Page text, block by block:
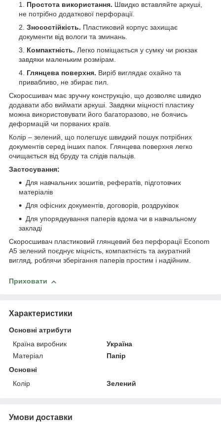
Простота використання. Швидко вставляйте аркуші,
не потрібно додаткової перфорації.
Зносостійкість. Пластиковий корпус захищає
документи від вологи та зминань.
Компактність. Легко поміщається у сумку чи рюкзак
завдяки маленьким розмірам.
Глянцева поверхня. Виріб виглядає охайно та
привабливо, не збирає пил.
Скоросшивач має зручну конструкцію, що дозволяє швидко
додавати або виймати аркуші. Завдяки міцності пластику
можна використовувати його багаторазово, не боячись
деформацій чи порваних країв.
Колір – зелений, що полегшує швидкий пошук потрібних
документів серед інших папок. Глянцева поверхня легко
очищається від бруду та слідів пальців.
Застосування:
Для навчальних зошитів, рефератів, підготовчих
матеріалів
Для офісних документів, договорів, роздруківок
Для упорядкування паперів вдома чи в навчальному
закладі
Скоросшивач пластиковий глянцевий без перфорації Econom
А5 зелений поєднує міцність, компактність та акуратний
вигляд, роблячи зберігання паперів простим і надійним.
Приховати
Характеристики
Основні атрибути
Країна виробник
Україна
Матеріал
Папір
Основні
Колір
Зелений
Умови доставки